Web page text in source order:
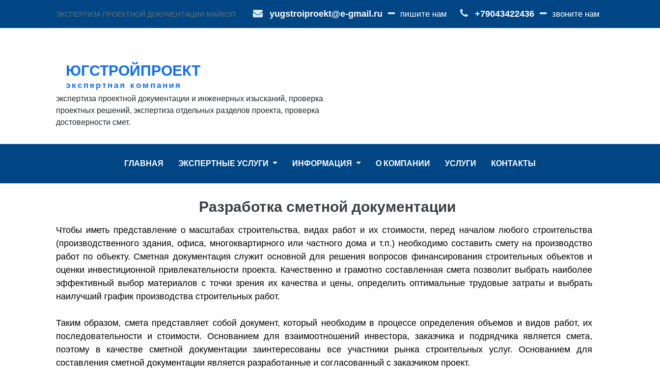
ЭКСПЕРТИЗА ПРОЕКТНОЙ ДОКУМЕНТАЦИИ МАЙКОП yugstroiproekt@e-gmail.ru пишите нам +79043422436 звоните нам
ЮГСТРОЙПРОЕКТ
экспертная компания
экспертиза проектной документации и инженерных изысканий, проверка
проектных решений, экспертиза отдельных разделов проекта, проверка
достоверности смет.
ГЛАВНАЯ ЭКСПЕРТНЫЕ УСЛУГИ ИНФОРМАЦИЯ О КОМПАНИИ УСЛУГИ КОНТАКТЫ
Разработка сметной документации
Чтобы иметь представление о масштабах строительства, видах работ и их стоимости, перед началом любого строительства
(производственного здания, офиса, многоквартирного или частного дома и т.п.) необходимо составить смету на производство
работ по объекту. Сметная документация служит основной для решения вопросов финансирования строительных объектов и
оценки инвестиционной привлекательности проекта. Качественно и грамотно составленная смета позволит выбрать наиболее
эффективный выбор материалов с точки зрения их качества и цены, определить оптимальные трудовые затраты и выбрать
наилучший график производства строительных работ.
Таким образом, смета представляет собой документ, который необходим в процессе определения объемов и видов работ, их
последовательности и стоимости. Основанием для взаимоотношений инвестора, заказчика и подрядчика является смета,
поэтому в качестве сметной документации заинтересованы все участники рынка строительных услуг. Основанием для
составления сметной документации является разработанные и согласованный с заказчиком проект.